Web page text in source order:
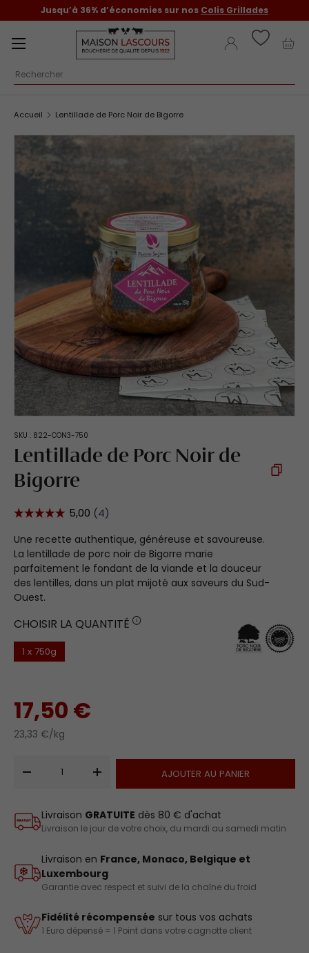
Aller au contenu
Jusqu’à 36% d’économies sur nos Colis Grillades
Recherche
Se connecter
Menu
Accueil Lentillade de Porc Noir de Bigorre
SKU : 822-CON3-750
Lentillade de Porc Noir de
Bigorre
Une recette authentique, généreuse et savoureuse.
La lentillade de porc noir de Bigorre marie
parfaitement le fondant de la viande et la douceur
des lentilles, dans un plat mijoté aux saveurs du Sud-
Ouest.
CHOISIR LA QUANTITÉ
1 x 750g
17,50 €
23,33 €/kg
-
+ AJOUTER AU PANIER
Livraison GRATUITE dès 80 € d'achat
Livraison le jour de votre choix, du mardi au samedi matin
Livraison en France, Monaco, Belgique et
Luxembourg
Garantie avec respect et suivi de la chaîne du froid
Fidélité récompensée sur tous vos achats
1 Euro dépensé = 1 Point dans votre cagnotte client